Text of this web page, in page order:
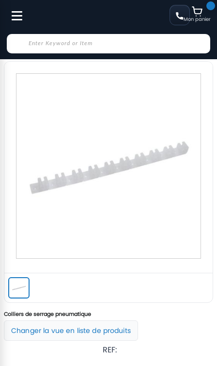
Mon panier
Colliers de serrage pneumatique
Changer la vue en liste de produits
REF: